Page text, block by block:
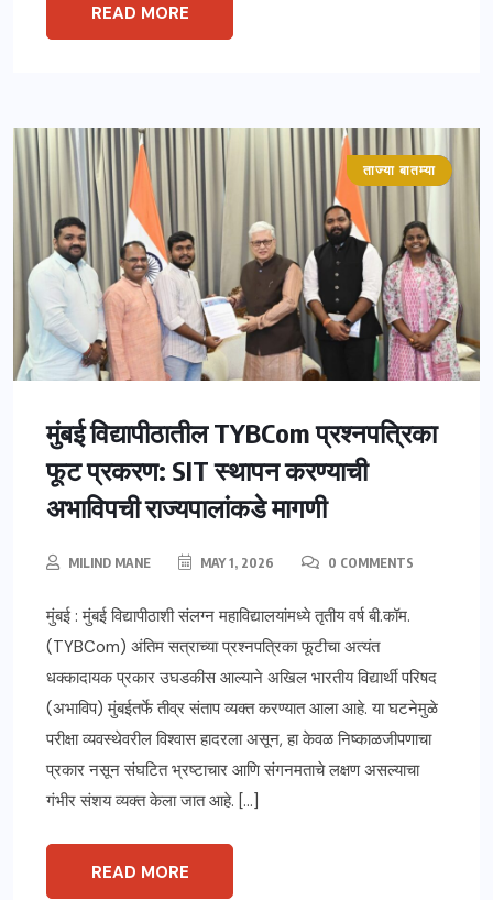
READ MORE
महाराष्ट्र
ताज्या बातम्या
मुंबई विद्यापीठातील TYBCom प्रश्नपत्रिका
फूट प्रकरण: SIT स्थापन करण्याची
अभाविपची राज्यपालांकडे मागणी
MILIND MANE MAY 1, 2026 0 COMMENTS
मुंबई : मुंबई विद्यापीठाशी संलग्न महाविद्यालयांमध्ये तृतीय वर्ष बी.कॉम.
(TYBCom) अंतिम सत्राच्या प्रश्नपत्रिका फूटीचा अत्यंत
धक्कादायक प्रकार उघडकीस आल्याने अखिल भारतीय विद्यार्थी परिषद
(अभाविप) मुंबईतर्फे तीव्र संताप व्यक्त करण्यात आला आहे. या घटनेमुळे
परीक्षा व्यवस्थेवरील विश्वास हादरला असून, हा केवळ निष्काळजीपणाचा
प्रकार नसून संघटित भ्रष्टाचार आणि संगनमताचे लक्षण असल्याचा
गंभीर संशय व्यक्त केला जात आहे. […]
READ MORE